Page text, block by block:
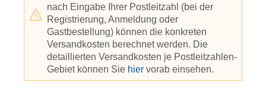
nach Eingabe Ihrer Postleitzahl (bei der
Registrierung, Anmeldung oder
Gastbestellung) können die konkreten
Versandkosten berechnet werden. Die
detaillierten Versandkosten je Postleitzahlen-
Gebiet können Sie hier vorab einsehen.